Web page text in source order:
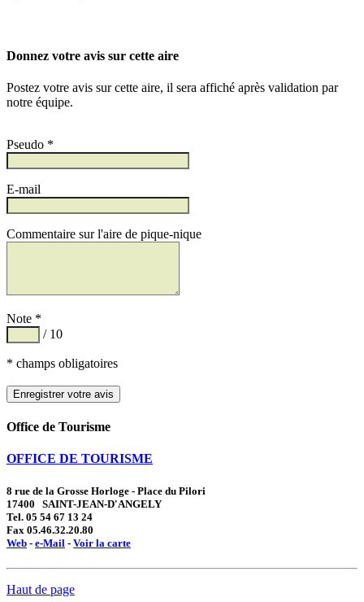
Donnez votre avis sur cette aire
Postez votre avis sur cette aire, il sera affiché après validation par
notre équipe.
Pseudo *
E-mail
Commentaire sur l'aire de pique-nique
Note *
/ 10
* champs obligatoires
Office de Tourisme
OFFICE DE TOURISME
8 rue de la Grosse Horloge - Place du Pilori
17400 SAINT-JEAN-D'ANGELY
Tel. 05 54 67 13 24
Fax 05.46.32.20.80
Web - e-Mail - Voir la carte
Haut de page